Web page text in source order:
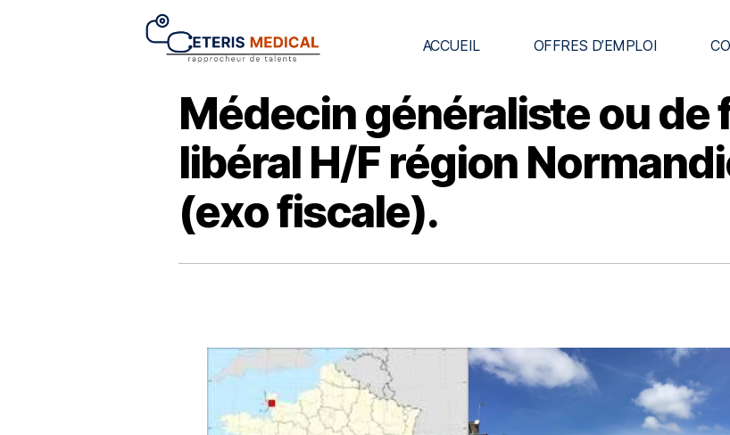
ACCUEIL OFFRES D’EMPLOI
Médecin généraliste ou de
libéral H/F région
(exo fiscale).